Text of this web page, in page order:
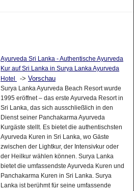
Ayurveda Sri Lanka - Authentische Ayurveda
Kur auf Sri Lanka in Surya Lanka Ayurveda
Hotel
-> Vorschau
Surya Lanka Ayurveda Beach Resort wurde
1995 eröffnet – das erste Ayurveda Resort in
Sri Lanka, das sich ausschließlich in den
Dienst seiner Panchakarma Ayurveda
Kurgäste stellt. Es bietet die authentischsten
Ayurveda Kuren in Sri Lanka, wo Gäste
zwischen der Lightkur, der Intensivkur oder
der Heilkur wählen können. Surya Lanka
bietet die umfassendste Ayurveda Kuren und
Panchakarma Kuren in Sri Lanka. Surya
Lanka ist berühmt für seine umfassende